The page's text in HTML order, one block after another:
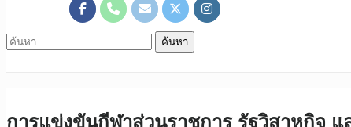
ค้นหา
การแข่งขันกีฬาส่วนราชการ รัฐวิสาหกิจ